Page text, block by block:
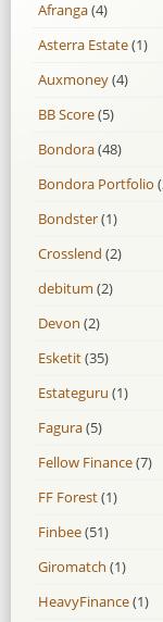
Afranga(4)
Asterra Estate(1)
Auxmoney(4)
BB Score(5)
Bondora(48)
Bondora Portfolio
Bondster(1)
Crosslend (2)
debitum (2)
Devon (2)
Esketit(35)
Estateguru (1)
Fagura(5)
Fellow Finance(7)
FF Forest(1)
Finbee(51)
Giromatch (1)
HeavyFinance(1)